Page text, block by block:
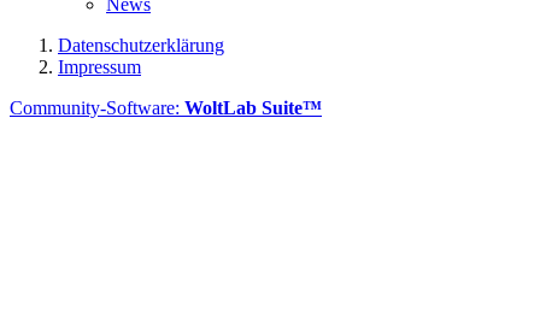
Datenschutzerklärung
Impressum
Community-Software: WoltLab Suite™